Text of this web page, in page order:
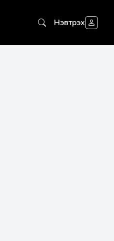
Нэвтрэх